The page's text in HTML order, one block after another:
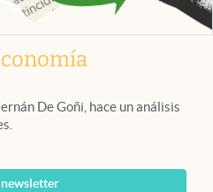
De Goñi, hace un análisis